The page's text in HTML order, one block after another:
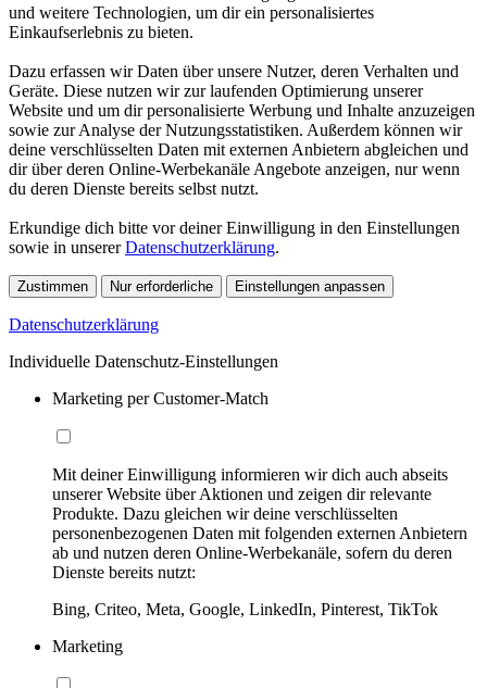
und weitere Technologien, um dir ein personalisiertes
Einkaufserlebnis zu bieten.
Dazu erfassen wir Daten über unsere Nutzer, deren Verhalten und
Geräte. Diese nutzen wir zur laufenden Optimierung unserer
Website und um dir personalisierte Werbung und Inhalte anzuzeigen
sowie zur Analyse der Nutzungsstatistiken. Außerdem können wir
deine verschlüsselten Daten mit externen Anbietern abgleichen und
dir über deren Online-Werbekanäle Angebote anzeigen, nur wenn
du deren Dienste bereits selbst nutzt.
Erkundige dich bitte vor deiner Einwilligung in den Einstellungen
sowie in unsererDatenschutzerklärung.
Zustimmen Nur erforderliche Einstellungen anpassen
Datenschutzerklärung
Individuelle Datenschutz-Einstellungen
Marketing per Customer-Match
Mit deiner Einwilligung informieren wir dich auch abseits
unserer Website über Aktionen und zeigen dir relevante
Produkte. Dazu gleichen wir deine verschlüsselten
personenbezogenen Daten mit folgenden externen Anbietern
ab und nutzen deren Online-Werbekanäle, sofern du deren
Dienste bereits nutzt:
Bing, Criteo, Meta, Google, LinkedIn, Pinterest, TikTok
Marketing